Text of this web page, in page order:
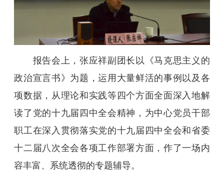
报告会上，张应祥副团长以《马克思主义的
政治宣言书》为题，运用大量鲜活的事例以及各
项数据，从理论和实践等四个方面全面深入地解
读了党的十九届四中全会精神，为中心党员干部
职工在深入贯彻落实党的十九届四中全会和省委
十二届八次全会各项工作部署方面，作了一场内
容丰富、系统透彻的专题辅导。